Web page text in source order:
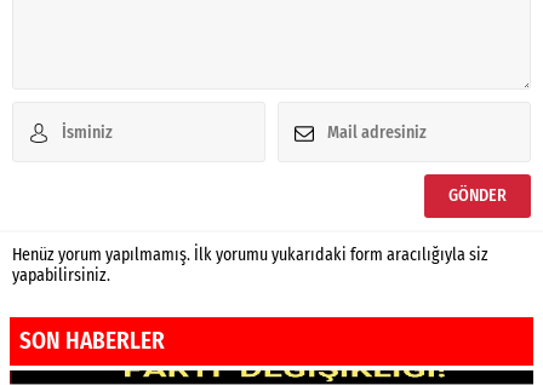
Henüz yorum yapılmamış. İlk yorumu yukarıdaki form aracılığıyla siz
yapabilirsiniz.
SON HABERLER